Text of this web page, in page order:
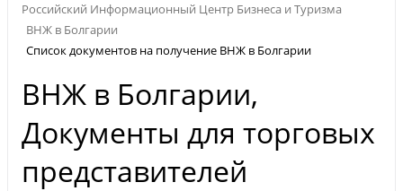
Российский Информационный Центр Бизнеса и Туризма
НЖ в Болгарии
Список документов на получение ВНЖ в Болгарии
НЖ в Болгарии,
Документы для торговых
представителей